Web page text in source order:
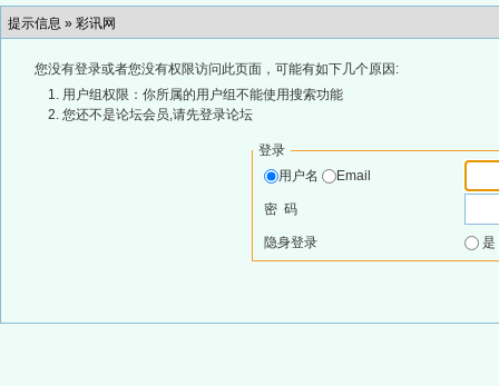
提示信息 » 彩讯网
您没有登录或者您没有权限访问此页面，可能有如下几个原因:
用户组权限：你所属的用户组不能使用搜索功能
您还不是论坛会员,请先登录论坛
登录
用户名
Email
密 码
隐身登录